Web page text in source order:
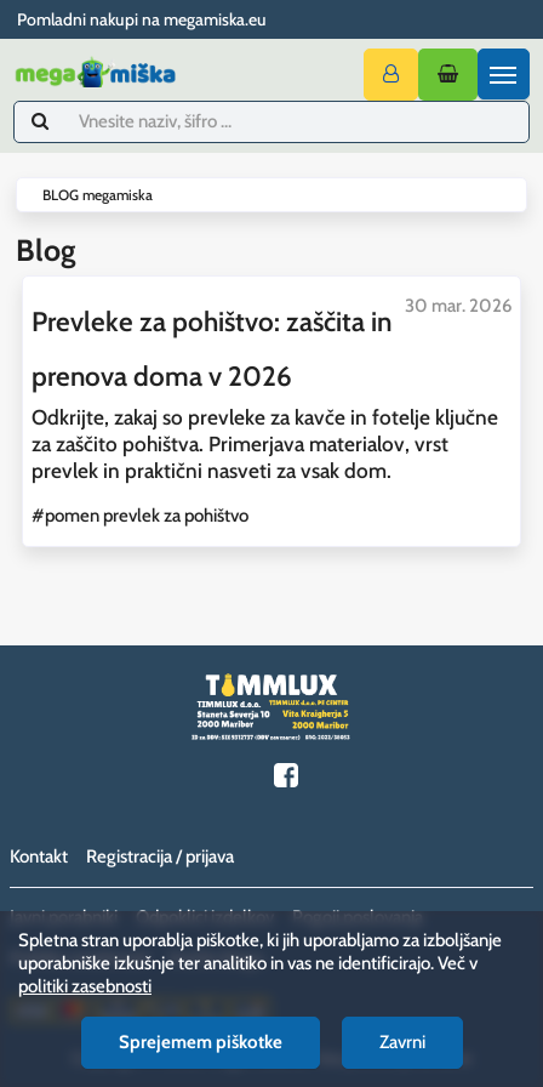
Pomladni nakupi na megamiska.eu
BLOG megamiska
Blog
30 mar. 2026
Prevleke za pohištvo: zaščita in
prenova doma v 2026
Odkrijte, zakaj so prevleke za kavče in fotelje ključne
za zaščito pohištva. Primerjava materialov, vrst
prevlek in praktični nasveti za vsak dom.
#pomen prevlek za pohištvo
Spletna stran uporablja piškotke, ki jih uporabljamo za izboljšanje
uporabniške izkušnje ter analitiko in vas ne identificirajo. Več v
politiki zasebnosti
Sprejemem piškotke Zavrni
Kontakt Registracija / prijava
Javni porabniki Odpoklici izdelkov
Pogoji poslovanja
Politika zasebnosti
Vračilo blaga
Copyright © 2026 megamiska.eu. Vse pravice pridržane